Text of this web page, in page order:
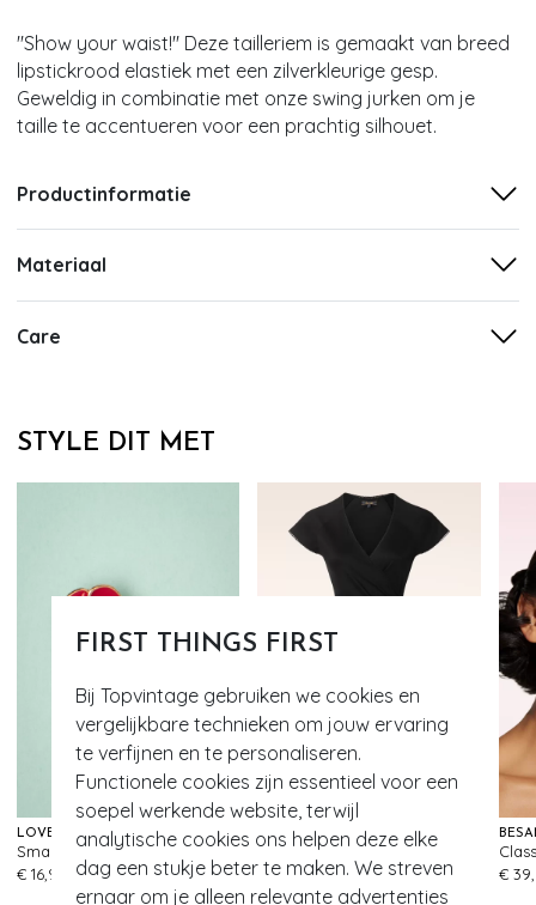
FIRST THINGS FIRST
Bij Topvintage gebruiken we cookies en
vergelijkbare technieken om jouw ervaring
te verfijnen en te personaliseren.
Functionele cookies zijn essentieel voor een
soepel werkende website, terwijl
analytische cookies ons helpen deze elke
dag een stukje beter te maken. We streven
ernaar om je alleen relevante advertenties
''Show your waist!'' Deze tailleriem is gemaakt van breed
lipstickrood elastiek met een zilverkleurige gesp.
Geweldig in combinatie met onze swing jurken om je
taille te accentueren voor een prachtig silhouet.
Productinformatie
Materiaal
Care
STYLE DIT MET
LOVELY
Small Rose oorbellen in lipstickrood
€ 16,95
509
KING LOUIE
Cross Classic jurk in zwart
€ 99,95
€